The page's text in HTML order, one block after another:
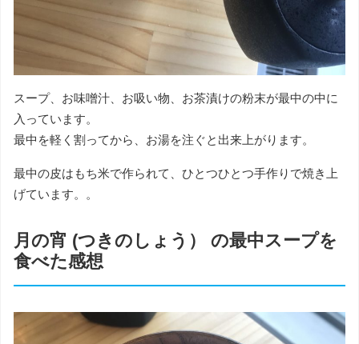
スープ、お味噌汁、お吸い物、お茶漬けの粉末が最中の中に
入っています。
最中を軽く割ってから、お湯を注ぐと出来上がります。
最中の皮はもち米で作られて、ひとつひとつ手作りで焼き上
げています。。
月の宵 (つきのしょう） の最中スープを
食べた感想